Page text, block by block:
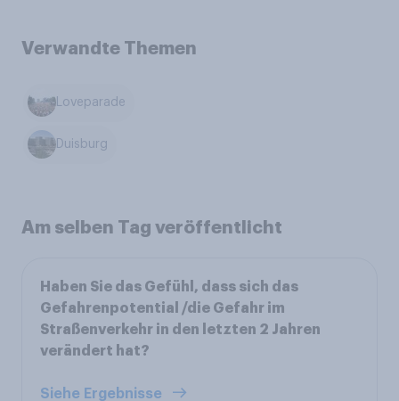
Verwandte Themen
Loveparade
Duisburg
Am selben Tag veröffentlicht
Haben Sie das Gefühl, dass sich das
Gefahrenpotential /die Gefahr im
Straßenverkehr in den letzten 2 Jahren
verändert hat?
Siehe Ergebnisse